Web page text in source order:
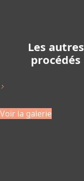
Les autres
procédés
>
Voir la galerie